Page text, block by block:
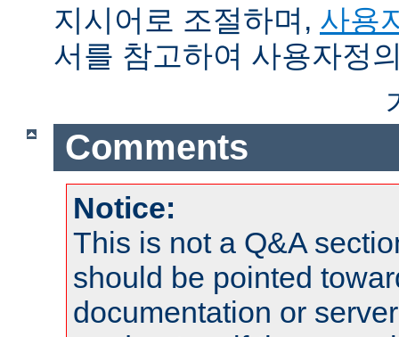
지시어로 조절하며, 사용
서를 참고하여 사용자정
Comments
Notice:
This is not a Q&A
should be pointed
documentation or